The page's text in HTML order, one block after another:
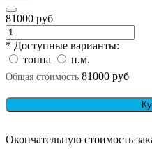
81000 руб
* Доступные варианты:
тонна
п.м.
Общая стоимость 81000 руб
Окончательную стоимость